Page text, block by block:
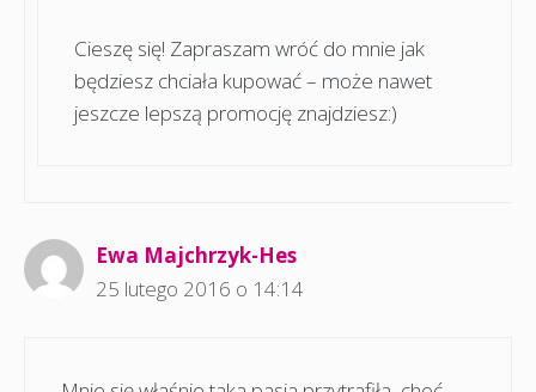
Cieszę się! Zapraszam wróć do mnie jak
będziesz chciała kupować – może nawet
jeszcze lepszą promocję znajdziesz:)
Ewa Majchrzyk-Hes
25 lutego 2016 o 14:14